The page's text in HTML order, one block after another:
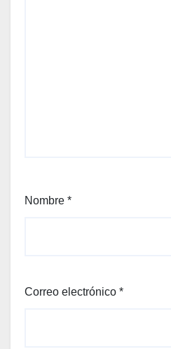
Nombre *
Correo electrónico *